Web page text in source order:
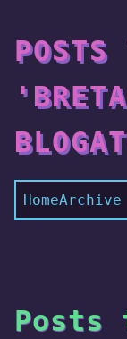
POSTS
HomeArchive
Posts